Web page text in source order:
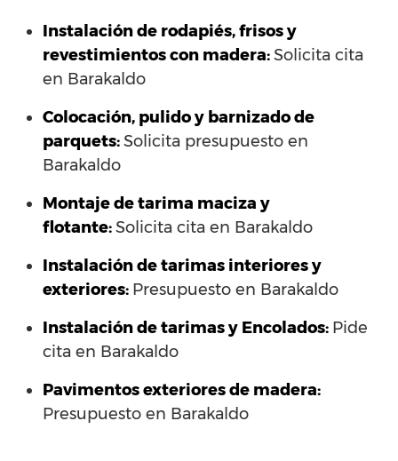
Instalación de rodapiés, frisos y
revestimientos con madera:Solicita cita
en Barakaldo
Colocación, pulido y barnizado de
parquets:Solicita presupuesto en
Barakaldo
Montaje de tarima maciza y
flotante:Solicita cita en Barakaldo
Instalación de tarimas interiores y
exteriores: Presupuesto en Barakaldo
Instalación de tarimas y Encolados: Pide
cita en Barakaldo
Pavimentos exteriores de madera:
Presupuesto en Barakaldo